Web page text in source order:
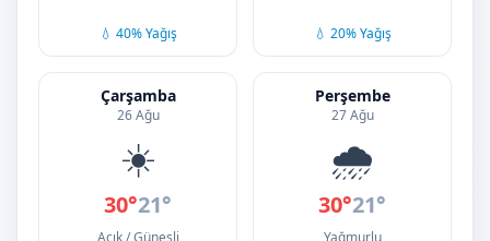
💧 40% Yağış 💧 20% Yağış
Çarşamba
26 Ağu
☀️
30°21°
Açık / Güneşli
Perşembe
27 Ağu
🌧️
30°21°
Yağmurlu